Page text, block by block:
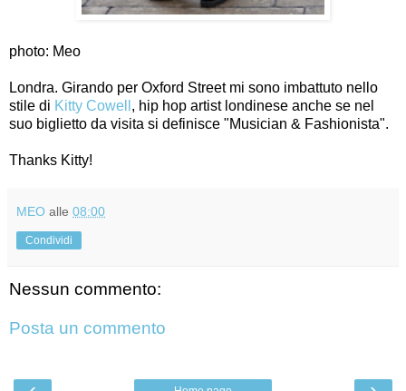
photo: Meo
Londra. Girando per Oxford Street mi sono imbattuto nello
stile di Kitty Cowell , hip hop artist londinese anche se nel
suo biglietto da visita si definisce "Musician & Fashionista".
Thanks Kitty!
MEO alle 08:00
Condividi
Nessun commento:
Posta un commento